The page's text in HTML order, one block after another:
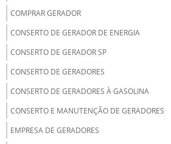
COMPRAR GERADOR
CONSERTO DE GERADOR DE ENERGIA
CONSERTO DE GERADOR SP
CONSERTO DE GERADORES
CONSERTO DE GERADORES À GASOLINA
CONSERTO E MANUTENÇÃO DE GERADORES
EMPRESA DE GERADORES